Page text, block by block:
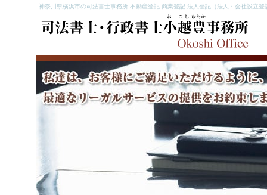
神奈川県横浜市の司法書士事務所 不動産登記 商業登記 法人登記（法人・会社設立